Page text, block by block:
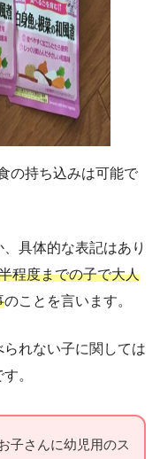
の持ち込みは可能で
具体的な表記はあり
程度までの子で大人
のことを言います。
れない子に関しては
。
子さんに幼児用のス